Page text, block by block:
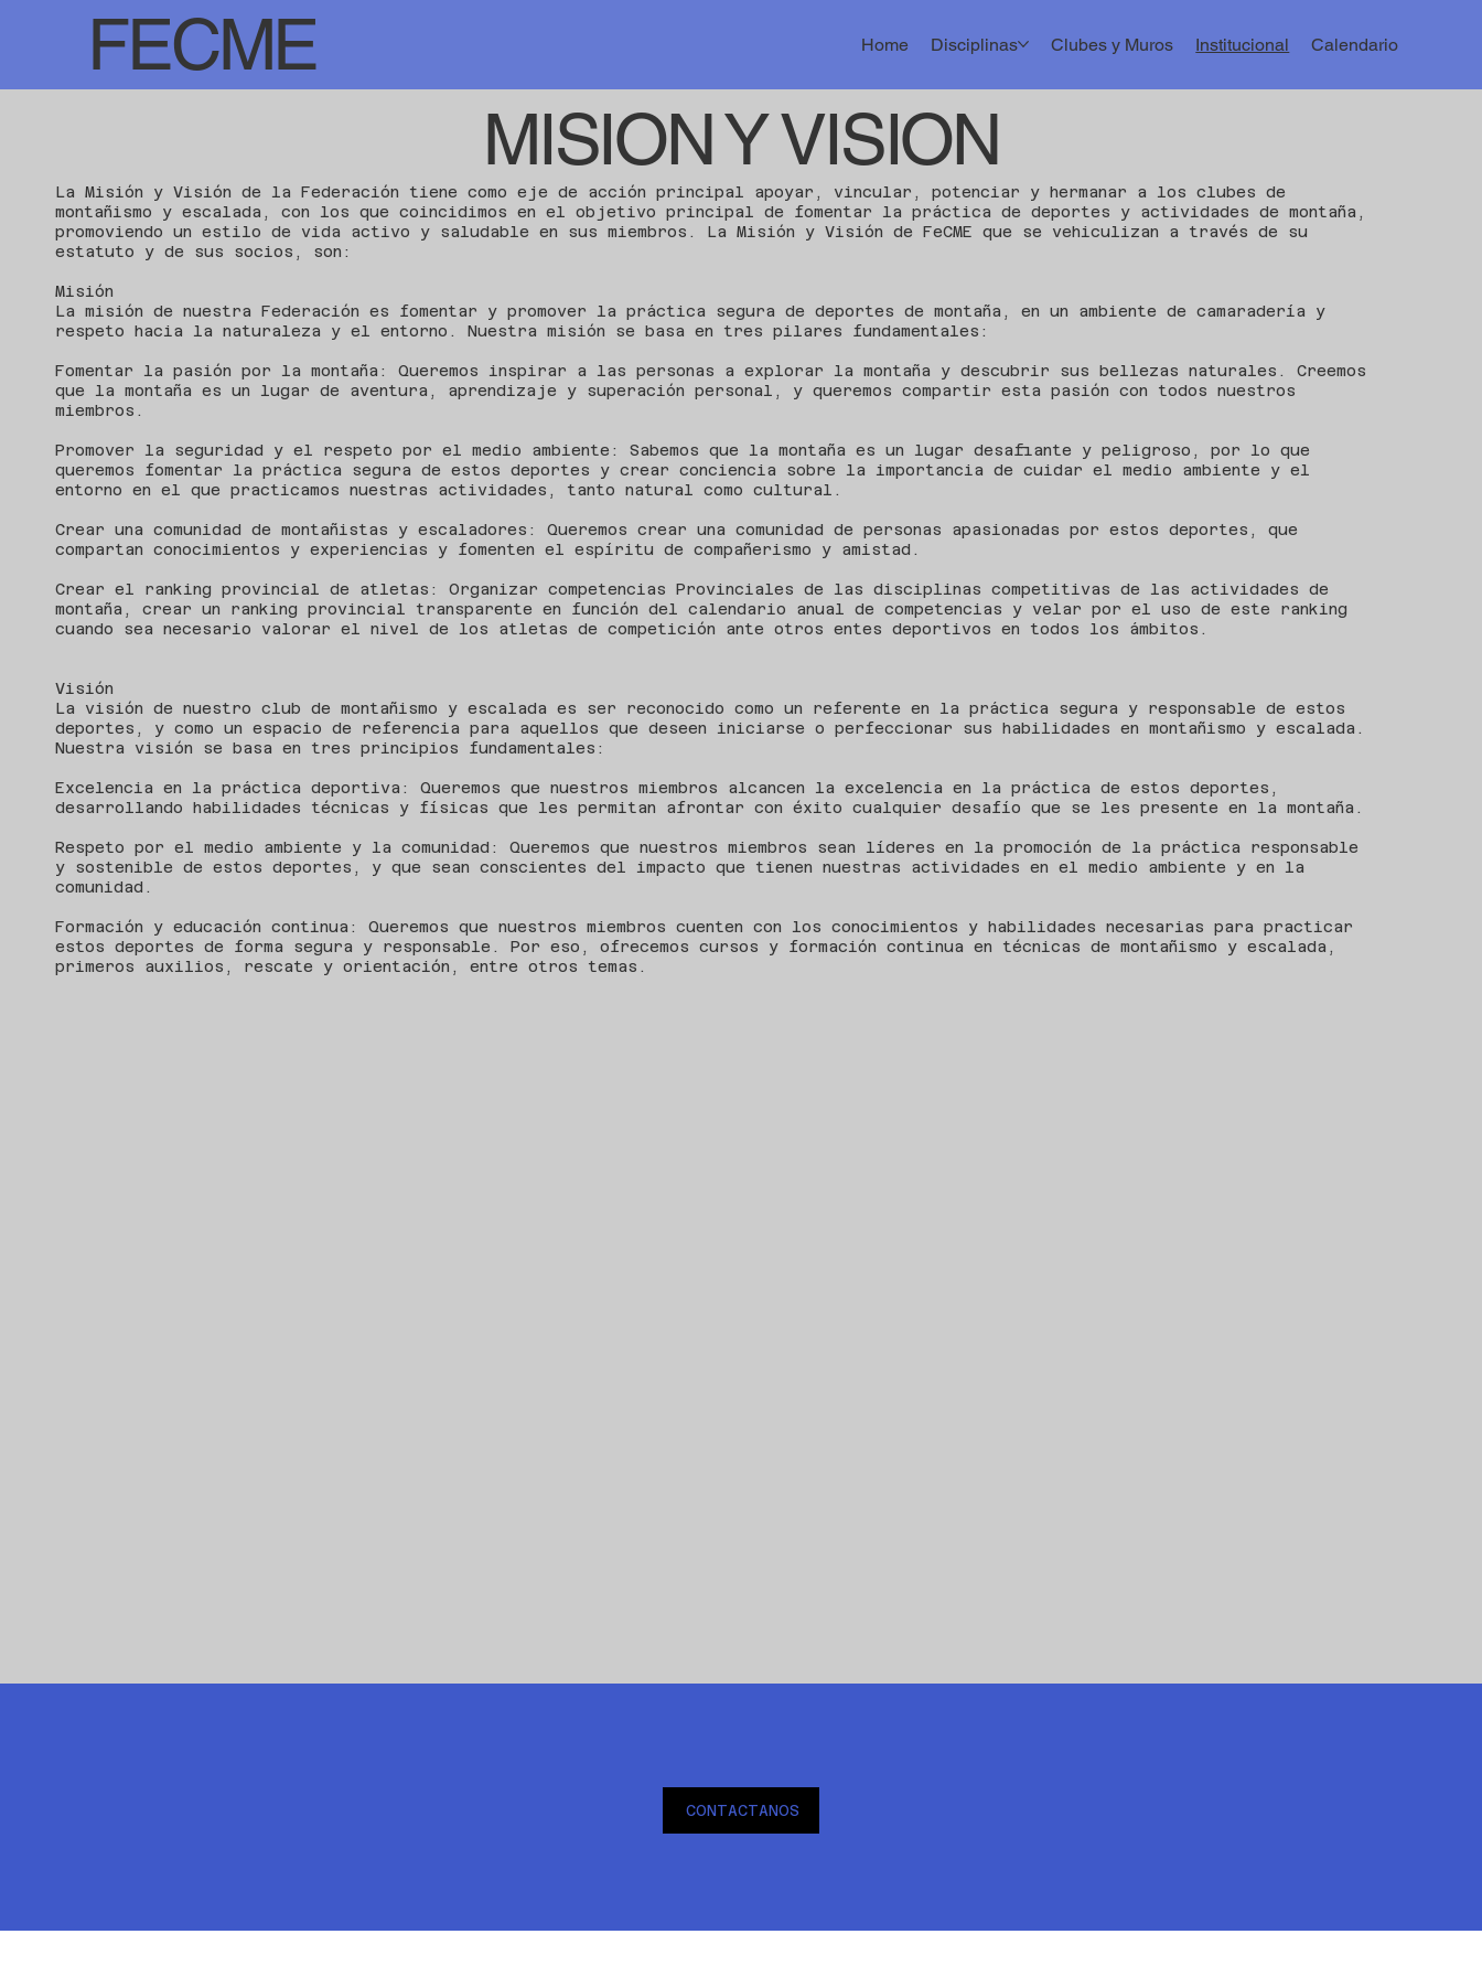
FECME Home Disciplinas Clubes y Muros Institucional Calendario
MISION Y VISION
La Misión y Visión de la Federación tiene como eje de acción principal apoyar, vincular, potenciar y hermanar a los clubes de
montañismo y escalada, con los que coincidimos en el objetivo principal de fomentar la práctica de deportes y actividades de montaña,
promoviendo un estilo de vida activo y saludable en sus miembros. La Misión y Visión de FeCME que se vehiculizan a través de su
estatuto y de sus socios, son:
Misión
La misión de nuestra Federación es fomentar y promover la práctica segura de deportes de montaña, en un ambiente de camaradería y
respeto hacia la naturaleza y el entorno. Nuestra misión se basa en tres pilares fundamentales:
Fomentar la pasión por la montaña: Queremos inspirar a las personas a explorar la montaña y descubrir sus bellezas naturales. Creemos
que la montaña es un lugar de aventura, aprendizaje y superación personal, y queremos compartir esta pasión con todos nuestros
miembros.
Promover la seguridad y el respeto por el medio ambiente: Sabemos que la montaña es un lugar desafiante y peligroso, por lo que
queremos fomentar la práctica segura de estos deportes y crear conciencia sobre la importancia de cuidar el medio ambiente y el
entorno en el que practicamos nuestras actividades, tanto natural como cultural.
Crear una comunidad de montañistas y escaladores: Queremos crear una comunidad de personas apasionadas por estos deportes, que
compartan conocimientos y experiencias y fomenten el espíritu de compañerismo y amistad.
Crear el ranking provincial de atletas: Organizar competencias Provinciales de las disciplinas competitivas de las actividades de
montaña, crear un ranking provincial transparente en función del calendario anual de competencias y velar por el uso de este ranking
cuando sea necesario valorar el nivel de los atletas de competición ante otros entes deportivos en todos los ámbitos.
Visión
La visión de nuestro club de montañismo y escalada es ser reconocido como un referente en la práctica segura y responsable de estos
deportes, y como un espacio de referencia para aquellos que deseen iniciarse o perfeccionar sus habilidades en montañismo y escalada.
Nuestra visión se basa en tres principios fundamentales:
Excelencia en la práctica deportiva: Queremos que nuestros miembros alcancen la excelencia en la práctica de estos deportes,
desarrollando habilidades técnicas y físicas que les permitan afrontar con éxito cualquier desafío que se les presente en la montaña.
Respeto por el medio ambiente y la comunidad: Queremos que nuestros miembros sean líderes en la promoción de la práctica responsable
y sostenible de estos deportes, y que sean conscientes del impacto que tienen nuestras actividades en el medio ambiente y en la
comunidad.
Formación y educación continua: Queremos que nuestros miembros cuenten con los conocimientos y habilidades necesarias para practicar
estos deportes de forma segura y responsable. Por eso, ofrecemos cursos y formación continua en técnicas de montañismo y escalada,
primeros auxilios, rescate y orientación, entre otros temas.
CONTACTANOS